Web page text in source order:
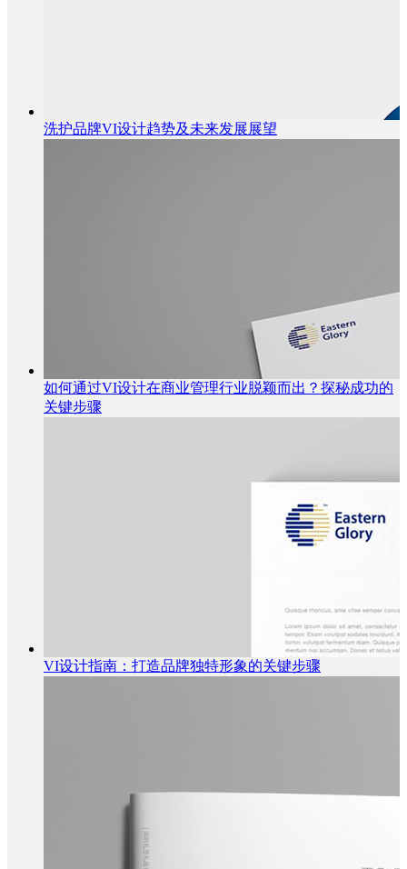
洗护品牌VI设计趋势及未来发展展望
如何通过VI设计在商业管理行业脱颖而出？探秘成功的
关键步骤
VI设计指南：打造品牌独特形象的关键步骤